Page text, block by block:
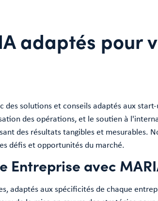
adaptés pour
solutions et conseils adaptés aux
des opérations, et le soutien à
des résultats tangibles et mesurables.
défis et opportunités du marché.
avec
adaptés aux spécificités de chaque